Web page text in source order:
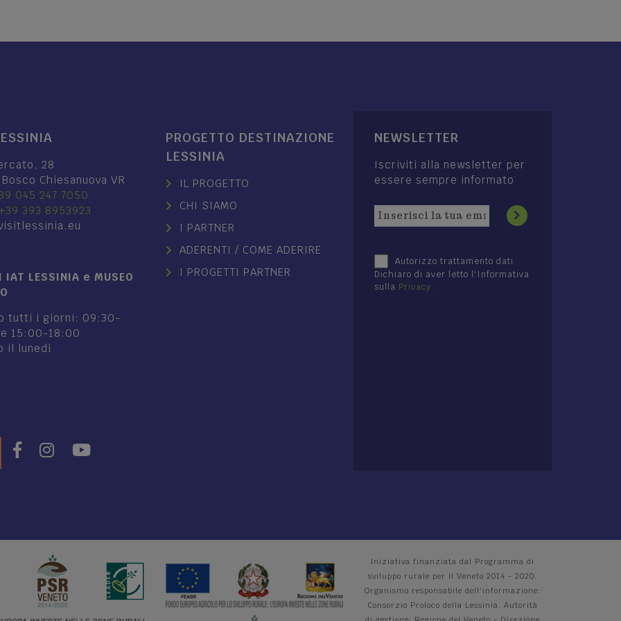
28
Chiesanuova VR
045 247 7050
393 8953923
IAT LESSINIA e MUSEO
tutti i giorni: 09:30-
15:00-18:00
il lunedì
PROGETTO DESTINAZIONE
LESSINIA
IL PROGETTO
CHI SIAMO
I PARTNER
ADERENTI / COME ADERIRE
I PROGETTI PARTNER
NEWSLETTER
Iscriviti alla newsletter per
essere sempre informato
Autorizzo trattamento dati.
Dichiaro di aver letto l'Informativa
sulla Privacy.
Iniziativa finanziata dal Programma di
sviluppo rurale per il Veneto 2014 - 2020.
Organismo responsabile dell'informazione:
Consorzio Proloco della Lessinia. Autorità